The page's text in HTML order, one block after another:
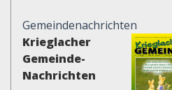
Gemeindenachrichten
Krieglacher
Gemeinde-
Nachrichten